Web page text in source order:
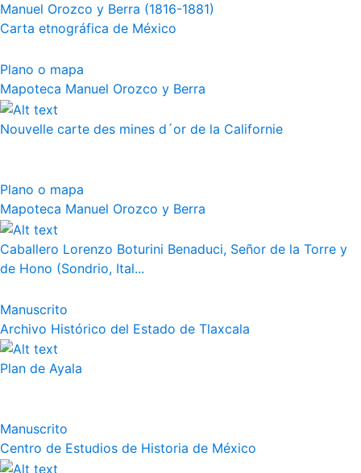
Manuel Orozco y Berra (1816-1881)
Carta etnográfica de México
Plano o mapa
Mapoteca Manuel Orozco y Berra
Nouvelle carte des mines d´or de la Californie
Plano o mapa
Mapoteca Manuel Orozco y Berra
Caballero Lorenzo Boturini Benaduci, Señor de la Torre y
de Hono (Sondrio, Ital...
Manuscrito
Archivo Histórico del Estado de Tlaxcala
Plan de Ayala
Manuscrito
Centro de Estudios de Historia de México